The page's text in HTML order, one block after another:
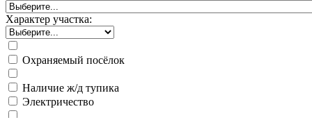
Характер участка:
Охраняемый посёлок
Наличие ж/д тупика
Электричество